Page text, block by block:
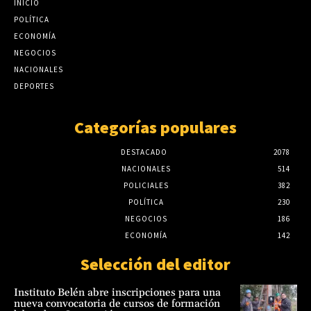
INICIO
POLÍTICA
ECONOMÍA
NEGOCIOS
NACIONALES
DEPORTES
Categorías populares
DESTACADO
2078
NACIONALES
514
POLICIALES
382
POLÍTICA
230
NEGOCIOS
186
ECONOMÍA
142
Selección del editor
Instituto Belén abre inscripciones para una
nueva convocatoria de cursos de formación